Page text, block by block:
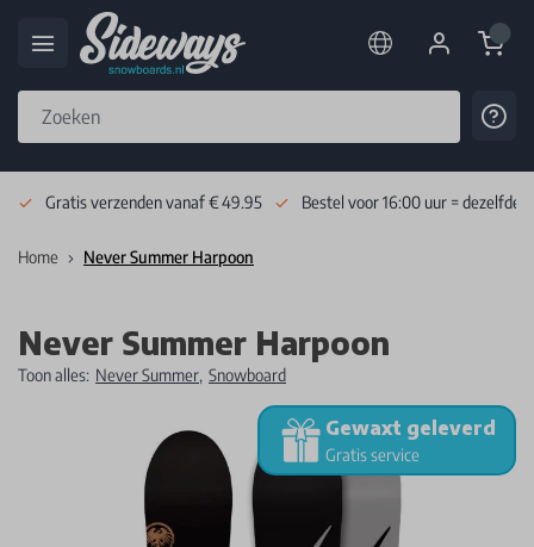
Cart
Gratis verzenden vanaf € 49.95 Bestel voor 16:00 uur = dezelfde
Home Never Summer Harpoon
Never Summer Harpoon
Toon alles: Never Summer, Snowboard
Gewaxt geleverd
Gratis service